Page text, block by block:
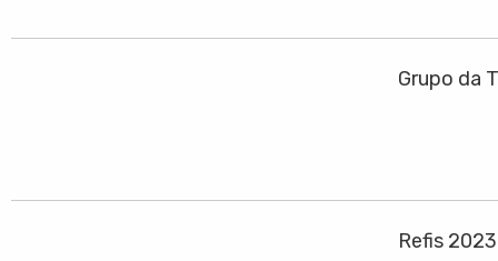
Grupo da
Refis